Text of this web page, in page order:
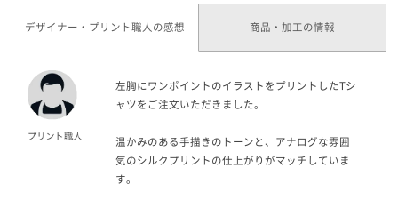
デザイナー・プリント職人の感想 商品・加工の情報
左胸にワンポイントのイラストをプリントしたTシ
ャツをご注文いただきました。
温かみのある手描きのトーンと、アナログな雰囲
気のシルクプリントの仕上がりがマッチしていま
す。